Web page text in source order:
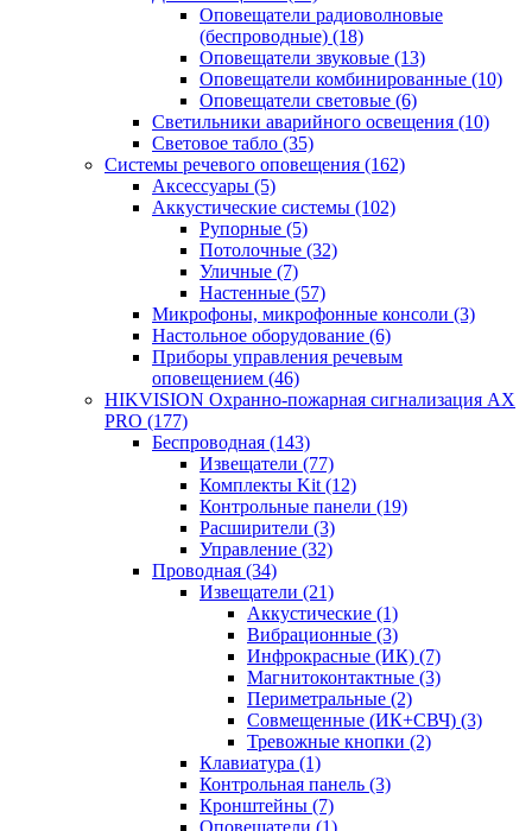
Оповещатели радиоволновые
(беспроводные) (18)
Оповещатели звуковые (13)
Оповещатели комбинированные (10)
Оповещатели световые (6)
Светильники аварийного освещения (10)
Световое табло (35)
Системы речевого оповещения (162)
Аксессуары (5)
Аккустические системы (102)
Рупорные (5)
Потолочные (32)
Уличные (7)
Настенные (57)
Микрофоны, микрофонные консоли (3)
Настольное оборудование (6)
Приборы управления речевым
оповещением (46)
HIKVISION Охранно-пожарная сигнализация AX
PRO (177)
Беспроводная (143)
Извещатели (77)
Комплекты Kit (12)
Контрольные панели (19)
Расширители (3)
Управление (32)
Проводная (34)
Извещатели (21)
Аккустические (1)
Вибрационные (3)
Инфрокрасные (ИК) (7)
Магнитоконтактные (3)
Периметральные (2)
Совмещенные (ИК+СВЧ) (3)
Тревожные кнопки (2)
Клавиатура (1)
Контрольная панель (3)
Кронштейны (7)
Оповещатели (1)